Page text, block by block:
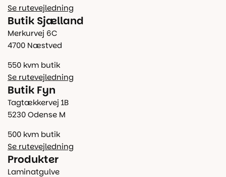
Se rutevejledning
Butik Sjælland
Merkurvej 6C
4700 Næstved
550 kvm butik
Se rutevejledning
Butik Fyn
Tagtækkervej 1B
5230 Odense M
500 kvm butik
Se rutevejledning
Produkter
Laminatgulve